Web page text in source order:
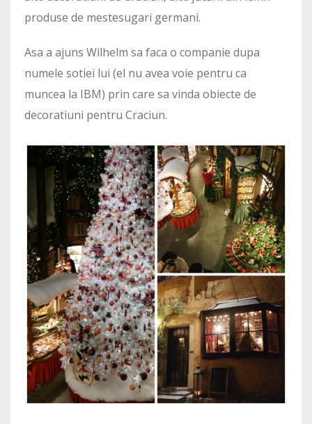
produse de mestesugari germani.
Asa a ajuns Wilhelm sa faca o companie dupa
numele sotiei lui (el nu avea voie pentru ca
muncea la IBM) prin care sa vinda obiecte de
decoratiuni pentru Craciun.